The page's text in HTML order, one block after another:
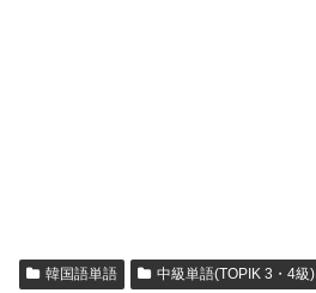
韓国語単語 中級単語(TOPIK 3・4級)